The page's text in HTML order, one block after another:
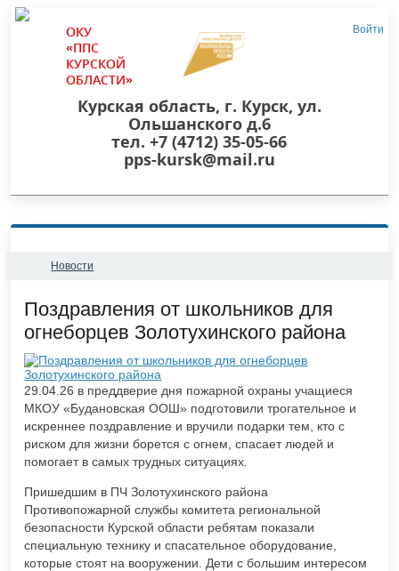
Войти
ОКУ
«ППС
КУРСКОЙ
ОБЛАСТИ»
Курская область, г. Курск, ул.
Ольшанского д.6
тел. +7 (4712) 35-05-66
pps-kursk@mail.ru
Новости
​Поздравления от школьников для
огнеборцев Золотухинского района
29.04.26 в преддверие дня пожарной охраны учащиеся
МКОУ «Будановская ООШ» подготовили трогательное и
искреннее поздравление и вручили подарки тем, кто с
риском для жизни борется с огнем, спасает людей и
помогает в самых трудных ситуациях.
Пришедшим в ПЧ Золотухинского района
Противопожарной службы комитета региональной
безопасности Курской области ребятам показали
специальную технику и спасательное оборудование,
которые стоят на вооружении. Дети с большим интересом